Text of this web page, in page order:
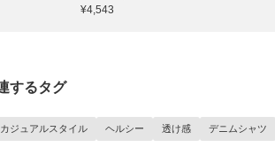
¥4,543
するタグ
カジュアルスタイル ヘルシー 透け感 デニムシャツ